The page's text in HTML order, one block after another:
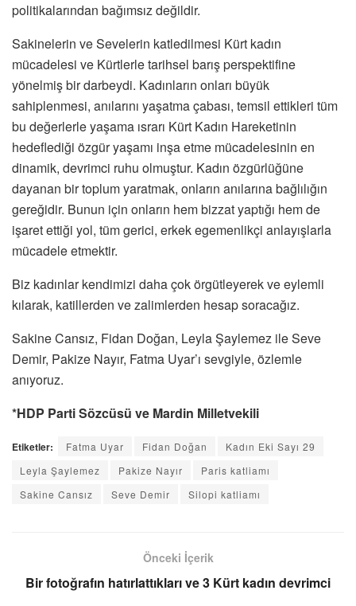
politikalarından bağımsız değildir.
Sakinelerin ve Sevelerin katledilmesi Kürt kadın
mücadelesi ve Kürtlerle tarihsel barış perspektifine
yönelmiş bir darbeydi. Kadınların onları büyük
sahiplenmesi, anılarını yaşatma çabası, temsil ettikleri tüm
bu değerlerle yaşama ısrarı Kürt Kadın Hareketinin
hedeflediği özgür yaşamı inşa etme mücadelesinin en
dinamik, devrimci ruhu olmuştur. Kadın özgürlüğüne
dayanan bir toplum yaratmak, onların anılarına bağlılığın
gereğidir. Bunun için onların hem bizzat yaptığı hem de
işaret ettiği yol, tüm gerici, erkek egemenlikçi anlayışlarla
mücadele etmektir.
Biz kadınlar kendimizi daha çok örgütleyerek ve eylemli
kılarak, katillerden ve zalimlerden hesap soracağız.
Sakine Cansız, Fidan Doğan, Leyla Şaylemez ile Seve
Demir, Pakize Nayır, Fatma Uyar’ı sevgiyle, özlemle
anıyoruz.
*HDP Parti Sözcüsü ve Mardin Milletvekili
Etiketler: Fatma Uyar Fidan Doğan
Kadın Eki Sayı 29
Leyla Şaylemez
Pakize Nayır
Paris katliamı
Sakine Cansız
Seve Demir Silopi katliamı
Önceki İçerik
Bir fotoğrafın hatırlattıkları ve 3 Kürt kadın devrimci